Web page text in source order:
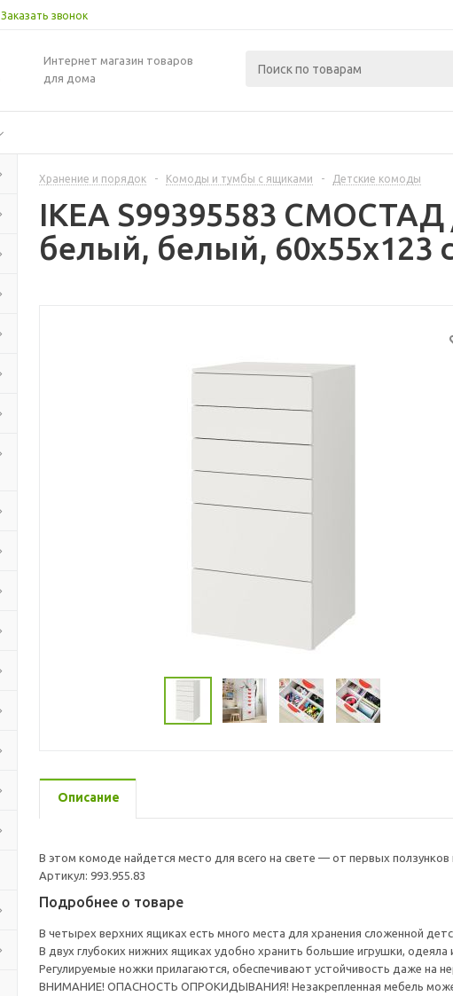
Заказать звонок
Интернет магазин товаров
для дома
Хранение и порядок - Комоды и тумбы с ящиками - Детские комоды
IKEA S99395583
белый, белый, 60x55x123
Описание
В этом комоде найдется место для всего на свете — от первых
Артикул: 993.955.83
Подробнее о товаре
В четырех верхних ящиках есть много места для хранения сложенной
В двух глубоких нижних ящиках удобно хранить большие игрушки,
Регулируемые ножки прилагаются, обеспечивают устойчивость даже на
ВНИМАНИЕ! ОПАСНОСТЬ ОПРОКИДЫВАНИЯ! Незакрепленная мебель может